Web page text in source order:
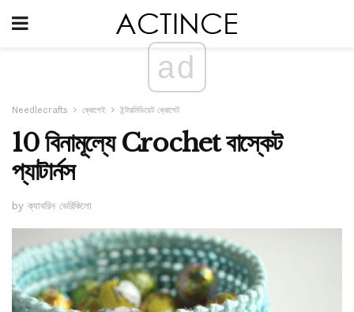
ad
Needlecrafts ক্রোশেই ইন্টারমিডিয়েট ক্রোশেট
10 বিনামূল্যে Crochet বাস্কেট
প্যাটার্নস
by ক্যাথরিন ভেরিকিলো